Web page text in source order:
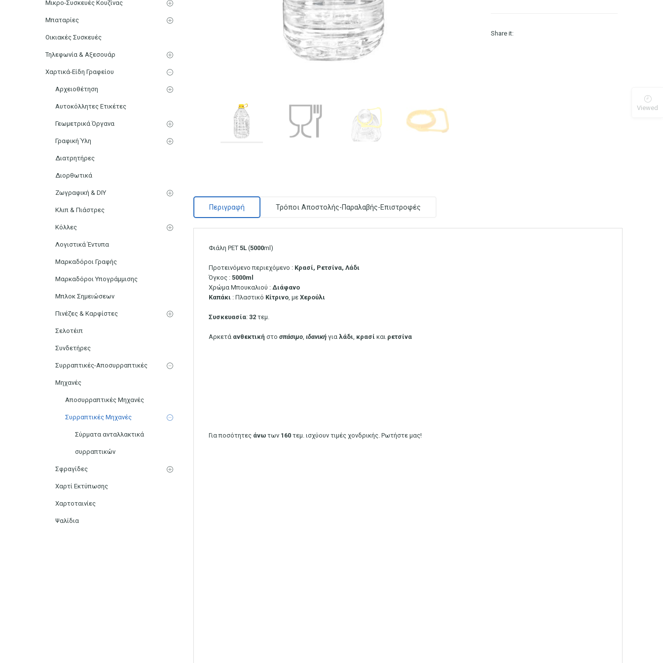
Share it:
Περιγραφή Τρόποι Αποστολής-Παραλαβής-Επιστροφές
Φιάλη PET 5L (5000ml)
Προτεινόμενο περιεχόμενο : Κρασί, Ρετσίνα, Λάδι
Όγκος : 5000ml
Χρώμα Μπουκαλιού : Διάφανο
Καπάκι : Πλαστικό Κίτρινο, με Χερούλι
Συσκευασία: 32 τεμ.
Αρκετά ανθεκτική στο σπάσιμο, ιδανική για λάδι, κρασί και ρετσίνα
Για ποσότητες άνω των 160 τεμ. ισχύουν τιμές χονδρικής. Ρωτήστε μας!
Μικρο-Συσκευές Κουζίνας
Μπαταρίες
Οικιακές Συσκευές
Τηλεφωνία & Αξεσουάρ
Χαρτικά-Είδη Γραφείου
Αρχειοθέτηση
Αυτοκόλλητες Ετικέτες
Γεωμετρικά Όργανα
Γραφική Ύλη
Διατρητήρες
Διορθωτικά
Ζωγραφική & DIY
Κλιπ & Πιάστρες
Κόλλες
Λογιστικά Έντυπα
Μαρκαδόροι Γραφής
Μαρκαδόροι Υπογράμμισης
Μπλοκ Σημειώσεων
Πινέζες & Καρφίστες
Σελοτέιπ
Συνδετήρες
Συρραπτικές-Αποσυρραπτικές
Μηχανές
Αποσυρραπτικές Μηχανές
Συρραπτικές Μηχανές
Σύρματα ανταλλακτικά
συρραπτικών
Σφραγίδες
Χαρτί Εκτύπωσης
Χαρτοταινίες
Ψαλίδια
Viewed